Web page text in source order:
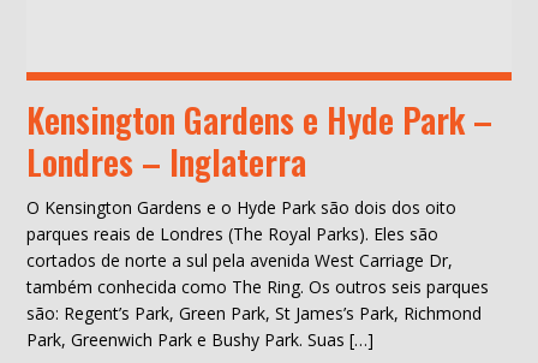
Kensington Gardens e Hyde Park –
Londres – Inglaterra
O Kensington Gardens e o Hyde Park são dois dos oito
parques reais de Londres (The Royal Parks). Eles são
cortados de norte a sul pela avenida West Carriage Dr,
também conhecida como The Ring. Os outros seis parques
são: Regent’s Park, Green Park, St James’s Park, Richmond
Park, Greenwich Park e Bushy Park. Suas […]